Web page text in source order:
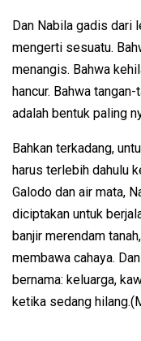
Dan Nabila gadis dari
mengerti sesuatu.
menangis. Bahwa
hancur. Bahwa
adalah bentuk paling
Bahkan terkadang,
harus terlebih dahulu
Galodo dan air mata,
diciptakan untuk
banjir merendam
membawa cahaya.
bernama: keluarga,
ketika sedang